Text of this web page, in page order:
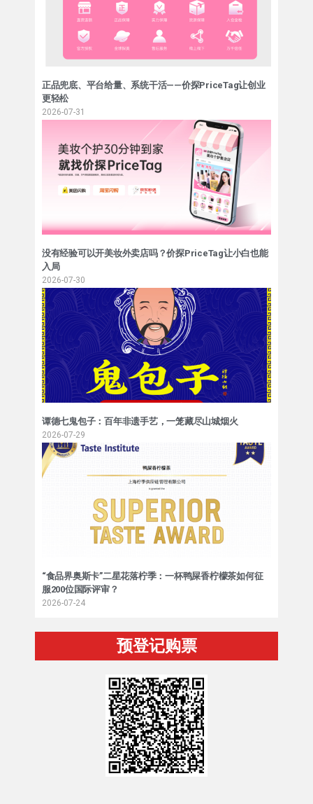
正品兜底、平台给量、系统干活——价探PriceTag让创业
更轻松
2026-07-31
没有经验可以开美妆外卖店吗？价探PriceTag让小白也能
入局
2026-07-30
谭德七鬼包子：百年非遗手艺，一笼藏尽山城烟火
2026-07-29
“食品界奥斯卡”二星花落柠季：一杯鸭屎香柠檬茶如何征
服200位国际评审？
2026-07-24
预登记购票